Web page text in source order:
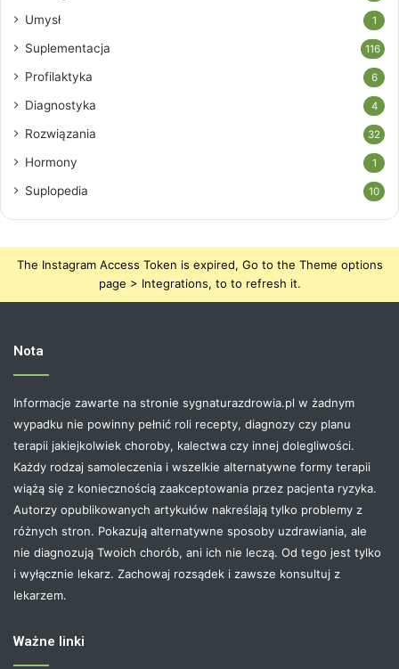
Umysł 1
Suplementacja 116
Profilaktyka 6
Diagnostyka 4
Rozwiązania 32
Hormony 1
Suplopedia 10
The Instagram Access Token is expired, Go to the Theme options
page > Integrations, to to refresh it.
Nota
Informacje zawarte na stronie sygnaturazdrowia.pl w żadnym
wypadku nie powinny pełnić roli recepty, diagnozy czy planu
terapii jakiejkolwiek choroby, kalectwa czy innej dolegliwości.
Każdy rodzaj samoleczenia i wszelkie alternatywne formy terapii
wiążą się z koniecznością zaakceptowania przez pacjenta ryzyka.
Autorzy opublikowanych artykułów nakreślają tylko problemy z
różnych stron. Pokazują alternatywne sposoby uzdrawiania, ale
nie diagnozują Twoich chorób, ani ich nie leczą. Od tego jest tylko
i wyłącznie lekarz. Zachowaj rozsądek i zawsze konsultuj z
lekarzem.
Ważne linki